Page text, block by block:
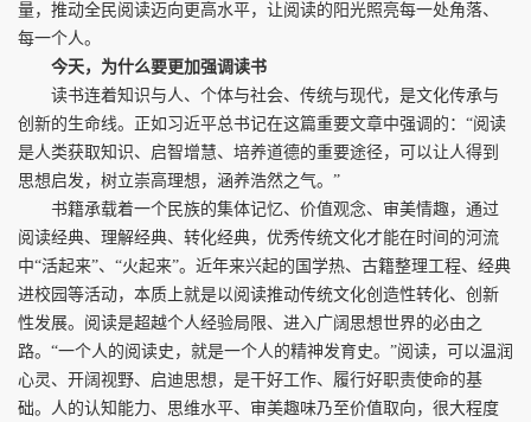
量，推动全民阅读迈向更高水平，让阅读的阳光照亮每一处角落、
每一个人。
今天，为什么要更加强调读书
读书连着知识与人、个体与社会、传统与现代，是文化传承与
创新的生命线。正如习近平总书记在这篇重要文章中强调的：“阅读
是人类获取知识、启智增慧、培养道德的重要途径，可以让人得到
思想启发，树立崇高理想，涵养浩然之气。”
书籍承载着一个民族的集体记忆、价值观念、审美情趣，通过
阅读经典、理解经典、转化经典，优秀传统文化才能在时间的河流
中“活起来”、“火起来”。近年来兴起的国学热、古籍整理工程、经典
进校园等活动，本质上就是以阅读推动传统文化创造性转化、创新
性发展。阅读是超越个人经验局限、进入广阔思想世界的必由之
路。“一个人的阅读史，就是一个人的精神发育史。”阅读，可以温润
心灵、开阔视野、启迪思想，是干好工作、履行好职责使命的基
础。人的认知能力、思维水平、审美趣味乃至价值取向，很大程度